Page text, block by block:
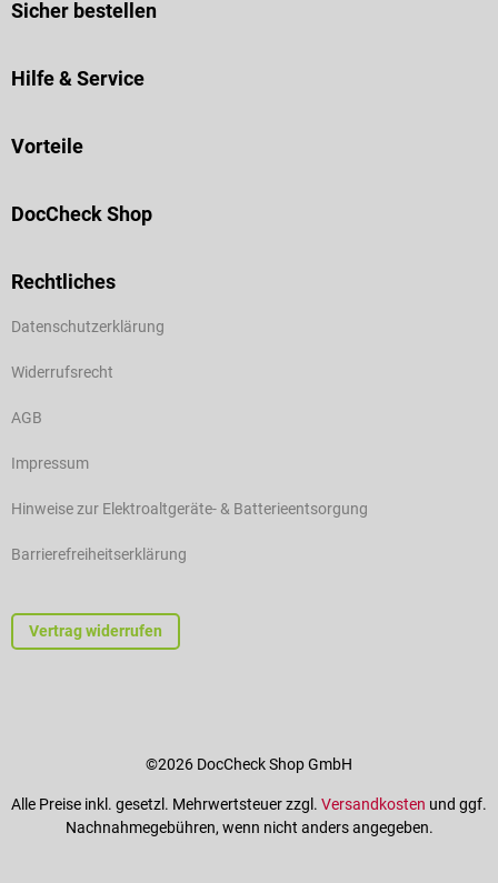
Sicher bestellen
Hilfe & Service
Vorteile
DocCheck Shop
Rechtliches
Datenschutzerklärung
Widerrufsrecht
AGB
Impressum
Hinweise zur Elektroaltgeräte- & Batterieentsorgung
Barrierefreiheitserklärung
Vertrag widerrufen
©2026 DocCheck Shop GmbH
Alle Preise inkl. gesetzl. Mehrwertsteuer zzgl. Versandkosten und ggf.
Nachnahmegebühren, wenn nicht anders angegeben.